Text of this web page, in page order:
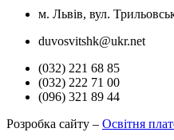
м. Львів, вул.
duvosvitshk@ukr.net
(032) 221 68 85
(032) 222 71 00
(096) 321 89 44
Розробка сайту – Освітня